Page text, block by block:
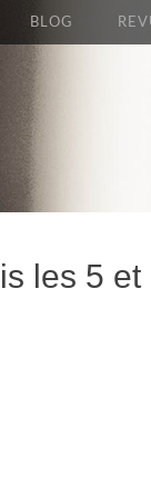
BLOG
les 5 et